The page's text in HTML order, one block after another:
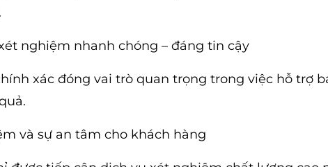
nghiệm nhanh chóng – đáng tin cậy
xác đóng vai trò quan trọng trong việc hỗ trợ
và sự an tâm cho khách hàng